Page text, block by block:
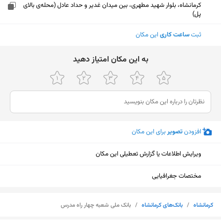
کرمانشاه، بلوار شهید مطهری، بین میدان غدیر و حداد عادل (محله‌ی بالای
پل)
ثبتساعت کاری این مکان
ﺑﻪ اﯾﻦ ﻣﮑﺎن اﻣﺘﯿﺎز دﻫﯿﺪ
افزودنتصویربرای این مکان
ویرایش اطلاعات یا گزارش تعطیلی این مکان
مختصات جغرافیایی
کرمانشاه / بانک‌های کرمانشاه / بانک ملی شعبه چهار راه مدرس